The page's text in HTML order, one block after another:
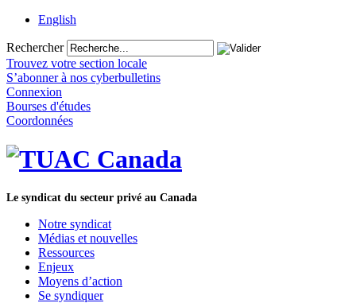
English
Rechercher
Trouvez votre section locale
S’abonner à nos cyberbulletins
Connexion
Bourses d'études
Coordonnées
Le syndicat du secteur privé au Canada
Notre syndicat
Médias et nouvelles
Ressources
Enjeux
Moyens d’action
Se syndiquer